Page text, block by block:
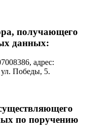
получающего
данных:
адрес:
ул. Победы, 5.
по поручению